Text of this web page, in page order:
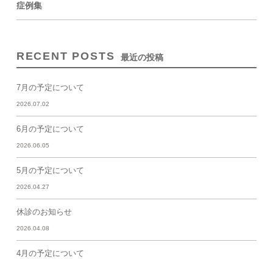
症例集
RECENT POSTS 最近の投稿
7月の予定について
2026.07.02
6月の予定について
2026.06.05
5月の予定について
2026.04.27
休診のお知らせ
2026.04.08
4月の予定について